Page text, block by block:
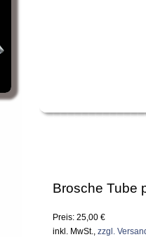
Brosche Tube
Preis: 25,00 €
inkl. MwSt., zzgl.